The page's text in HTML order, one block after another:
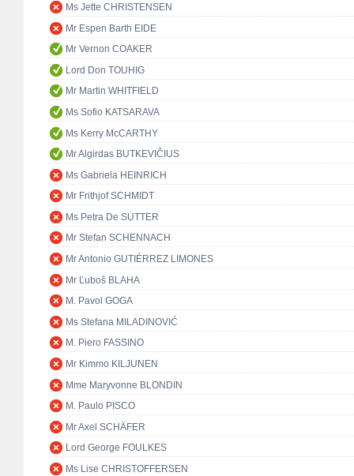
Ms Jette CHRISTENSEN
Mr Espen Barth EIDE
Mr Vernon COAKER
Lord Don TOUHIG
Mr Martin WHITFIELD
Ms Sofio KATSARAVA
Ms Kerry McCARTHY
Mr Algirdas BUTKEVIČIUS
Ms Gabriela HEINRICH
Mr Frithjof SCHMIDT
Ms Petra De SUTTER
Mr Stefan SCHENNACH
Mr Antonio GUTIÉRREZ LIMONES
Mr Ľuboš BLAHA
M. Pavol GOGA
Ms Stefana MILADINOVIĆ
M. Piero FASSINO
Mr Kimmo KILJUNEN
Mme Maryvonne BLONDIN
M. Paulo PISCO
Mr Axel SCHÄFER
Lord George FOULKES
Ms Lise CHRISTOFFERSEN